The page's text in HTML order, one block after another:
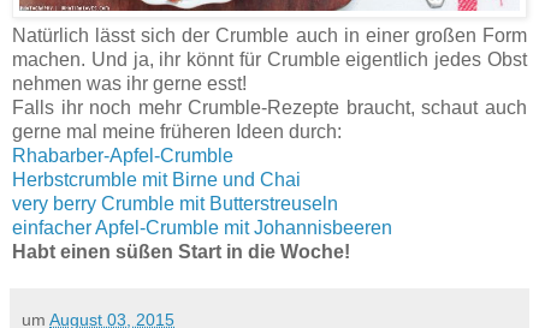
Natürlich lässt sich der Crumble auch in einer großen Form
machen. Und ja, ihr könnt für Crumble eigentlich jedes Obst
nehmen was ihr gerne esst!
Falls ihr noch mehr Crumble-Rezepte braucht, schaut auch
gerne mal meine früheren Ideen durch:
Rhabarber-Apfel-Crumble
Herbstcrumble mit Birne und Chai
very berry Crumble mit Butterstreuseln
einfacher Apfel-Crumble mit Johannisbeeren
Habt einen süßen Start in die Woche!
um August 03, 2015